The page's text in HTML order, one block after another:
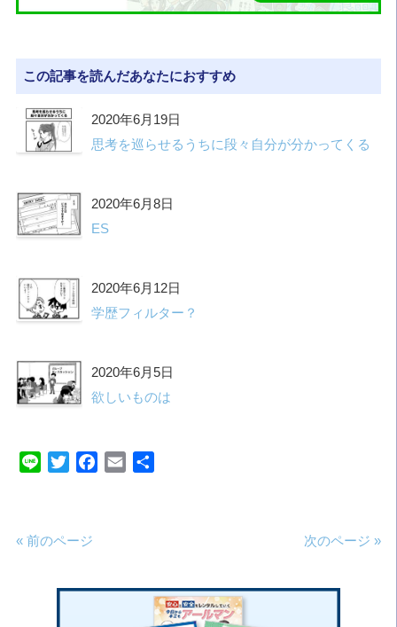
この記事を読んだあなたにおすすめ
2020年6月19日
思考を巡らせるうちに段々自分が分かってくる
2020年6月8日
ES
2020年6月12日
学歴フィルター？
2020年6月5日
欲しいものは
Line TwitterFacebook
Email
« 前のページ 次のページ »